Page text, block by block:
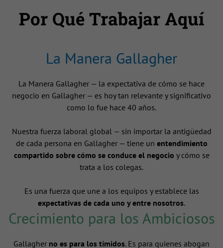
Por Qué Trabajar Aquí
La Manera Gallagher
La Manera Gallagher — la expectativa de cómo se hace
negocio en Gallagher — es hoy tan relevante y significativo
como lo fue hace 40 años.
Nuestra fuerza laboral global — sin importar la antigüedad
de cada persona en Gallagher — tiene un entendimiento
compartido sobre cómo se conduce el negocio y cómo se
trata a los colegas.
Es una fuerza que une a los equipos y establece las
expectativas de cada uno y entre nosotros.
Crecimiento para los Ambiciosos
Gallagher no es para los tímidos. Es para quienes abogan